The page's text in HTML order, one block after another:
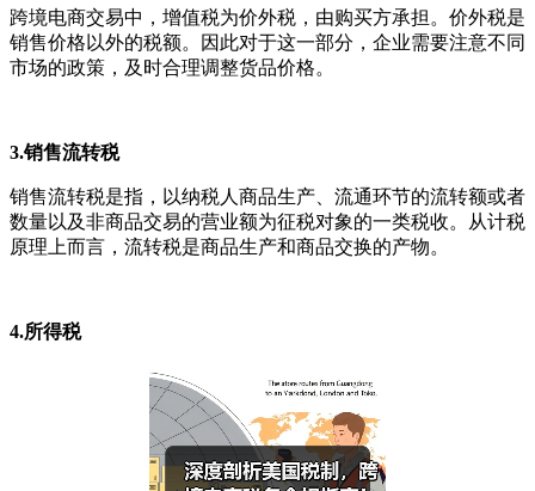
跨境电商交易中，增值税为价外税，由购买方承担。价外税是
销售价格以外的税额。因此对于这一部分，企业需要注意不同
市场的政策，及时合理调整货品价格。
3.销售流转税
销售流转税是指，以纳税人商品生产、流通环节的流转额或者
数量以及非商品交易的营业额为征税对象的一类税收。从计税
原理上而言，流转税是商品生产和商品交换的产物。
4.所得税